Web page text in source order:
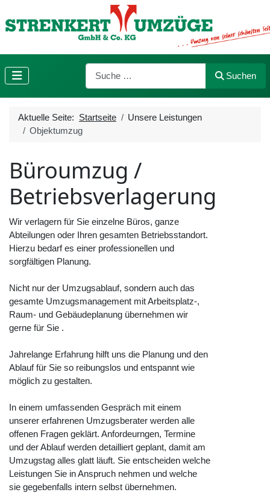
Suchen
Suchen
Aktuelle Seite: Startseite
Unsere Leistungen
Objektumzug
Büroumzug /
Betriebsverlagerung
Wir verlagern für Sie einzelne Büros, ganze
Abteilungen oder Ihren gesamten Betriebsstandort.
Hierzu bedarf es einer professionellen und
sorgfältigen Planung.
Nicht nur der Umzugsablauf, sondern auch das
gesamte Umzugsmanagement mit Arbeitsplatz-,
Raum- und Gebäudeplanung übernehmen wir
gerne für Sie .
Jahrelange Erfahrung hilft uns die Planung und den
Ablauf für Sie so reibungslos und entspannt wie
möglich zu gestalten.
In einem umfassenden Gespräch mit einem
unserer erfahrenen Umzugsberater werden alle
offenen Fragen geklärt. Anfordeurngen, Termine
und der Ablauf werden detailliert geplant, damit am
Umzugstag alles glatt läuft. Sie entscheiden welche
Leistungen Sie in Anspruch nehmen und welche
sie gegebenfalls intern selbst übernehmen.